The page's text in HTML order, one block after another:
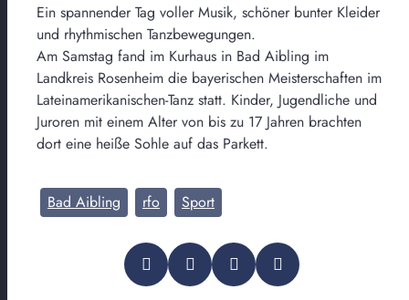
Ein spannender Tag voller Musik, schöner bunter Kleider
und rhythmischen Tanzbewegungen.
Am Samstag fand im Kurhaus in Bad Aibling im
Landkreis Rosenheim die bayerischen Meisterschaften im
Lateinamerikanischen-Tanz statt. Kinder, Jugendliche und
Juroren mit einem Alter von bis zu 17 Jahren brachten
dort eine heiße Sohle auf das Parkett.
Bad Aibling rfo Sport